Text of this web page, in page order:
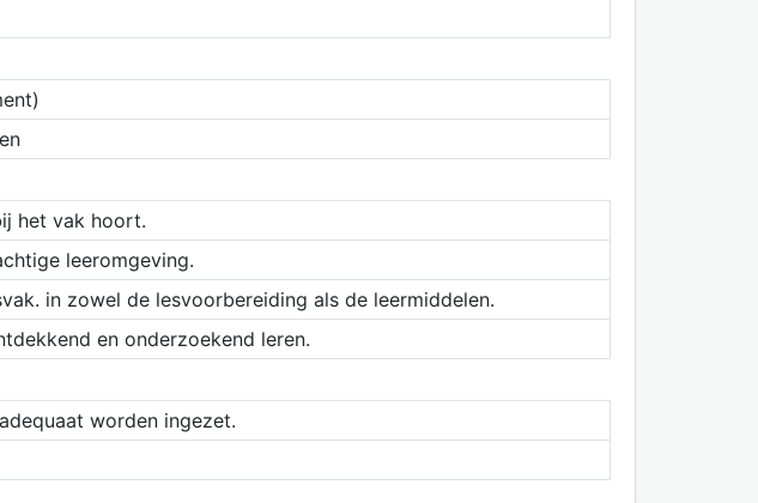
het vak hoort.
leeromgeving.
in zowel de lesvoorbereiding als de leermiddelen.
en onderzoekend leren.
worden ingezet.